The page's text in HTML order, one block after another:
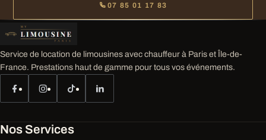
07 85 01 17 83
Service de location de limousines avec chauffeur à Paris et Île-de-
France. Prestations haut de gamme pour tous vos événements.
Nos Services